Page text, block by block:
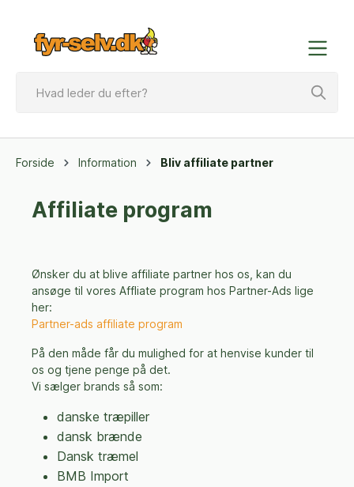
Forside Information Bliv affiliate partner
Affiliate program
Ønsker du at blive affiliate partner hos os, kan du
ansøge til vores Affliate program hos Partner-Ads lige
her:
Partner-ads affiliate program
På den måde får du mulighed for at henvise kunder til
os og tjene penge på det.
Vi sælger brands så som:
danske træpiller
dansk brænde
Dansk træmel
BMB Import